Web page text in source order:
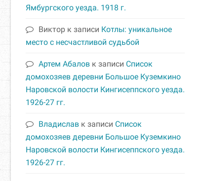
Ямбургского уезда. 1918 г.
Виктор к записи Котлы: уникальное
место с несчастливой судьбой
Артем Абалов к записи Список
домохозяев деревни Большое Куземкино
Наровской волости Кингисеппского уезда.
1926-27 гг.
Владислав к записи Список
домохозяев деревни Большое Куземкино
Наровской волости Кингисеппского уезда.
1926-27 гг.